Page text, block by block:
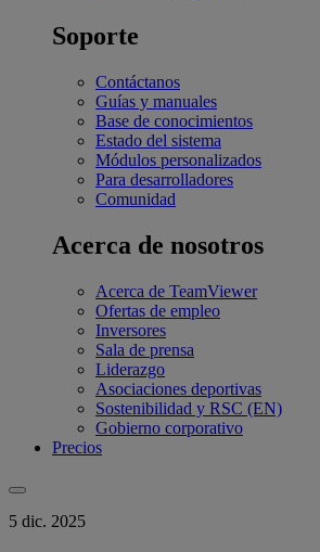
Soporte
Contáctanos
Guías y manuales
Base de conocimientos
Estado del sistema
Módulos personalizados
Para desarrolladores
Comunidad
Acerca de nosotros
Acerca de TeamViewer
Ofertas de empleo
Inversores
Sala de prensa
Liderazgo
Asociaciones deportivas
Sostenibilidad y RSC (EN)
Gobierno corporativo
Precios
5 dic. 2025